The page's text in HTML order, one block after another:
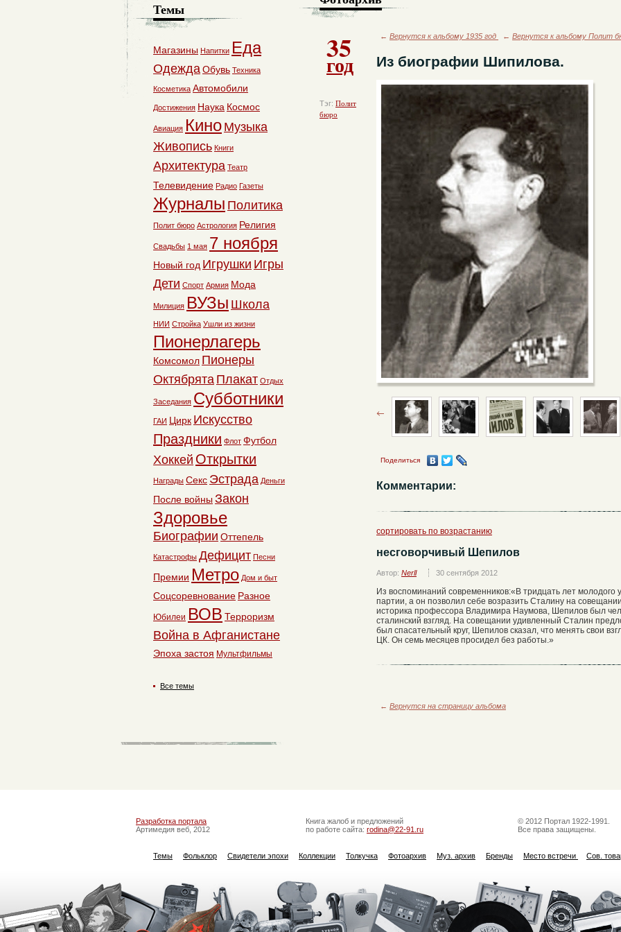
35
год
Тэг: Полит
бюро
← Вернутся к альбому 1935 год ← Вернутся к альбому Полит
Из биографии Шипилова.
Поделиться
Комментарии:
сортировать по возрастанию
несговорчивый Шепилов
Автор: Nerll 30 сентября 2012
Из воспоминаний современников:«В тридцать лет молодого
партии, а он позволил себе возразить Сталину на
историка профессора Владимира Наумова, Шепилов был
сталинский взгляд. На совещании удивленный Сталин
был спасательный круг, Шепилов сказал, что менять свои
ЦК. Он семь месяцев просидел без работы.»
← Вернутся на страницу альбома
Темы
Магазины Напитки Еда
ОдеждаОбувь Техника
Косметика Автомобили
Достижения Наука Космос
Авиация Кино Музыка
Живопись Книги
Архитектура Театр
Телевидение Радио Газеты
Журналы Политика
Полит бюро Астрология Религия
Свадьбы 1 мая 7 ноября
Новый год Игрушки Игры
Дети Спорт Армия Мода
Милиция ВУЗы Школа
НИИ Стройка Ушли из жизни
Пионерлагерь
Комсомол Пионеры
Октябрята Плакат Отдых
Заседания Субботники
ГАИ Цирк Искусство
Праздники Флот Футбол
Хоккей Открытки
Награды Секс Эстрада Деньги
После войны Закон
Здоровье
Биографии Оттепель
Катастрофы Дефицит Песни
Премии Метро Дом и быт
Соцсоревнование Разное
Юбилеи ВОВ Терроризм
Война в Афганистане
Эпоха застоя Мультфильмы
Все темы
Разработка портала
Артимедия веб, 2012
Книга жалоб и предложений
по работе сайта: rodina@22-91.ru
© 2012 Портал 1922-1991.
Все права защищены.
Темы Фольклор Свидетели эпохи Коллекции Толкучка Фотоархив Муз. архив Бренды Место встречи Сов.